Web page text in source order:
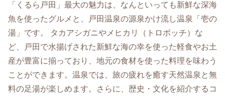
「くるら戸田」最大の魅力は、なんといっても新鮮な深海
魚を使ったグルメと、戸田温泉の源泉かけ流し温泉「壱の
湯」です。 タカアシガニやメヒカリ（トロボッチ）な
ど、戸田で水揚げされた新鮮な海の幸を使った軽食やお土
産が豊富に揃っており、地元の食材を使った料理を味わう
ことができます。温泉では、旅の疲れを癒す天然温泉と無
料の足湯が楽しめます。さらに、歴史・文化を紹介するコ